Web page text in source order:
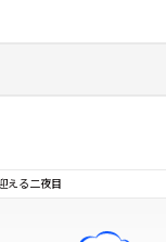
える二夜目